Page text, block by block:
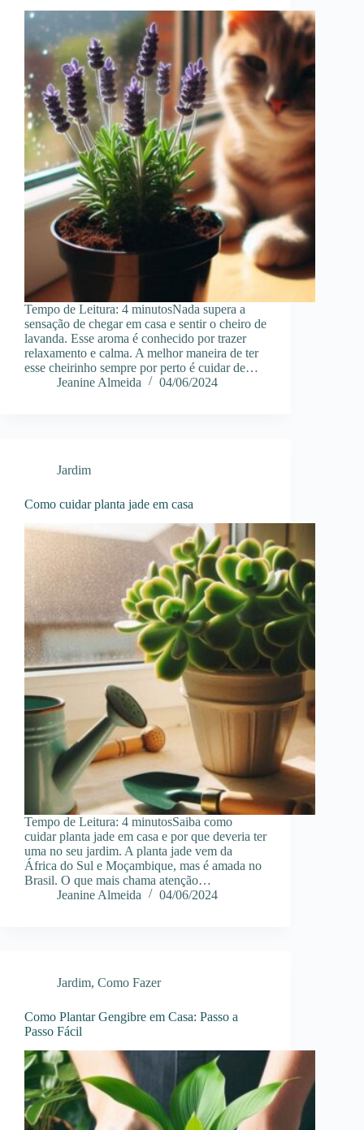
Tempo de Leitura: 4 minutosNada supera a
sensação de chegar em casa e sentir o cheiro de
lavanda. Esse aroma é conhecido por trazer
relaxamento e calma. A melhor maneira de ter
esse cheirinho sempre por perto é cuidar de…
Jeanine Almeida
04/06/2024
Jardim
Como cuidar planta jade em casa
Tempo de Leitura: 4 minutosSaiba como
cuidar planta jade em casa e por que deveria ter
uma no seu jardim. A planta jade vem da
África do Sul e Moçambique, mas é amada no
Brasil. O que mais chama atenção…
Jeanine Almeida
04/06/2024
Jardim, Como Fazer
Como Plantar Gengibre em Casa: Passo a
Passo Fácil